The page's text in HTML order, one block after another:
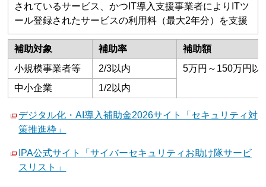
されているサービス、かつIT導入支援事業者によりITツ
ール登録されたサービスの利用料（最大2年分）を支援
補助対象 補助率
補助額
小規模事業者等
2/3以内
5万円～150万円以
中小企業
1/2以内
デジタル化・AI導入補助金2026サイト「セキュリティ対
策推進枠」
IPA公式サイト「サイバーセキュリティお助け隊サービ
スリスト」